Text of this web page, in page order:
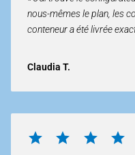
nous-mêmes le plan, les
conteneur a été livrée
Claudia T.